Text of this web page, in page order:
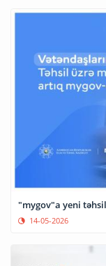
"mygov"a yeni
14-05-2026